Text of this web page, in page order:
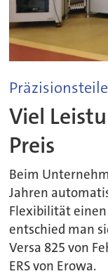
Viel
Preis
Beim
Jahren
Flexibilität
entschied man
Versa 825 von
ERS von Erowa.